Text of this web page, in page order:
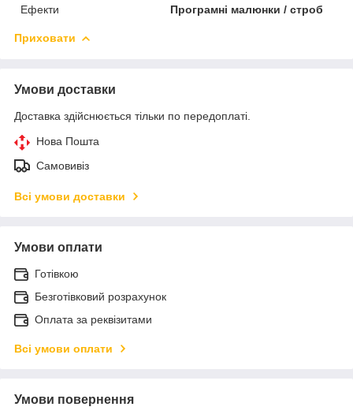
Ефекти
Програмні малюнки / строб
Приховати
Умови доставки
Доставка здійснюється тільки по передоплаті.
Нова Пошта
Самовивіз
Всі умови доставки
Умови оплати
Готівкою
Безготівковий розрахунок
Оплата за реквізитами
Всі умови оплати
Умови повернення